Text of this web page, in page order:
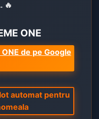
🔥
ONE
ONE de pe Google
automat pentru